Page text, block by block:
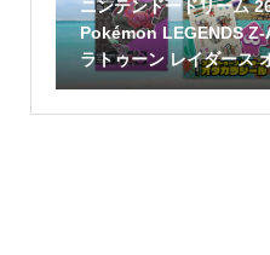
ニンテンドードリーム
Pokémon LEGENDS Z-
ラトゥーン レイダース